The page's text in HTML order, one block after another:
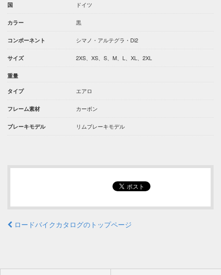
国 ドイツ
カラー 黒
コンポーネント シマノ・アルテグラ・Di2
サイズ 2XS、XS、S、M、L、XL、2XL
重量
タイプ エアロ
フレーム素材 カーボン
ブレーキモデル リムブレーキモデル
ロードバイクカタログのトップページ